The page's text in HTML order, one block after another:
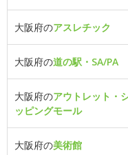
大阪府のアスレチック
大阪府の道の駅・SA/PA
大阪府のアウトレット・
ッピングモール
大阪府の美術館